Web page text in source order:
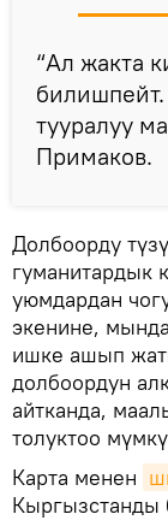
“Ал жакта
тууралуу
Примаков.
Долбоорду
гуманитардык
уюмдардан
экенине,
ишке ашып
долбоордун
айтканда,
толуктоо
Карта менен
Кыргызстанды